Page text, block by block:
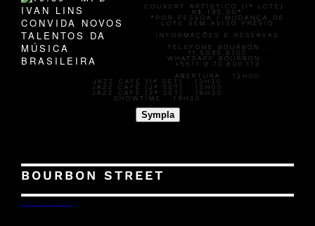
COUVERT ARTÍSTICO (1º LOTE) :
R$ 195,00*
*POR PESSOA / MUDANÇA DE
LOTE SEM AVISO PRÉVIO
INFORMAÇÕES E RESERVAS
TELEFONE BOURBON :
11.5095.6100
WHATSAPP BOURBON :
+5511.9.70.600.113
ABERTURA :
12H00
JAZZ CAFÉ (1º SET) :
13H30
JAZZ CAFÉ (2º SET) :
15H00
JAZZ CAFÉ (3º SET) :
16H30
SHOWTIME :
19H30
Sympla
BOURBON STREET
15/02/2024